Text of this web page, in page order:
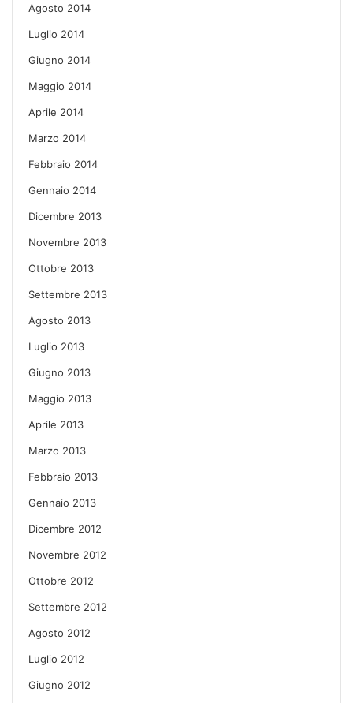
Agosto 2014
Luglio 2014
Giugno 2014
Maggio 2014
Aprile 2014
Marzo 2014
Febbraio 2014
Gennaio 2014
Dicembre 2013
Novembre 2013
Ottobre 2013
Settembre 2013
Agosto 2013
Luglio 2013
Giugno 2013
Maggio 2013
Aprile 2013
Marzo 2013
Febbraio 2013
Gennaio 2013
Dicembre 2012
Novembre 2012
Ottobre 2012
Settembre 2012
Agosto 2012
Luglio 2012
Giugno 2012